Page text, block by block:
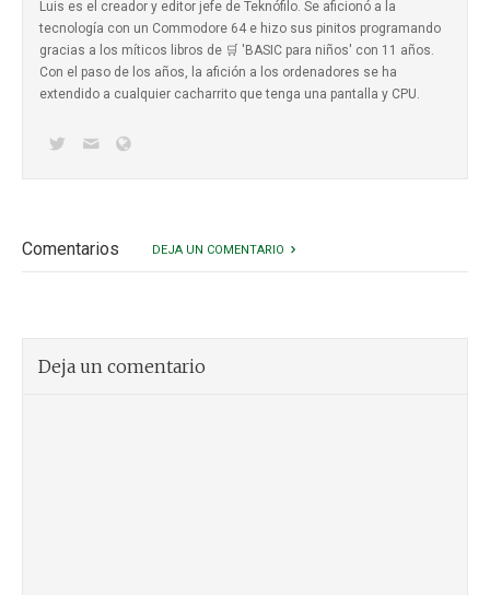
Luis es el creador y editor jefe de Teknófilo. Se aficionó a la
tecnología con un Commodore 64 e hizo sus pinitos programando
gracias a los míticos libros de 🛒 'BASIC para niños' con 11 años.
Con el paso de los años, la afición a los ordenadores se ha
extendido a cualquier cacharrito que tenga una pantalla y CPU.
Comentarios DEJA UN COMENTARIO
Deja un comentario